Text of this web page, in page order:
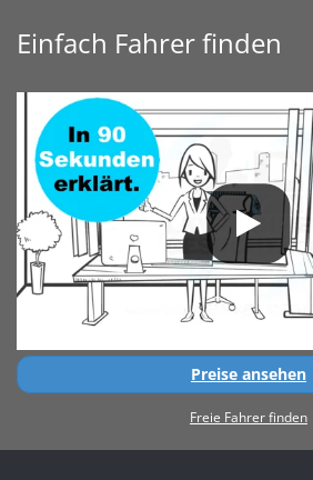
Einfach Fahrer finden
Preise ansehen
Freie Fahrer finden